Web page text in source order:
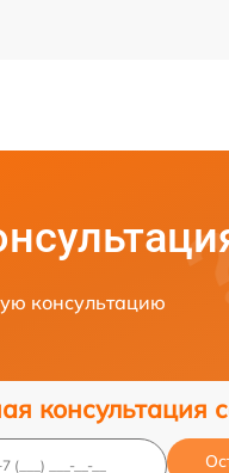
консультацию
консультация